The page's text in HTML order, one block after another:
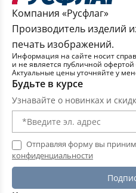
Пледы
Скатерти
Мешочки подарочные
Косметички
Аксессуары для волос
Компания «Русфлаг»
Производитель изделий
печать изображений.
Информация на сайте носит
и не является публичной офертой
Актуальные цены уточняйте у
Будьте в курсе
Узнавайте о новинках и
Отправляя форму вы
конфиденциальности